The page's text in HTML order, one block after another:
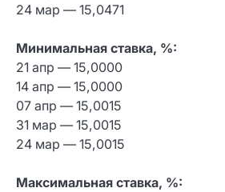
24 мар — 15,0471
Минимальная ставка, %:
21 апр — 15,0000
14 апр — 15,0000
07 апр — 15,0015
31 мар — 15,0015
24 мар — 15,0015
Максимальная ставка, %: